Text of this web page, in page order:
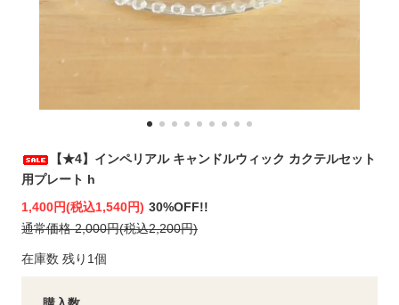
【★4】インペリアル キャンドルウィック カクテルセット
用プレート h
1,400円(税込1,540円) 30%OFF!!
通常価格 2,000円(税込2,200円)
在庫数 残り1個